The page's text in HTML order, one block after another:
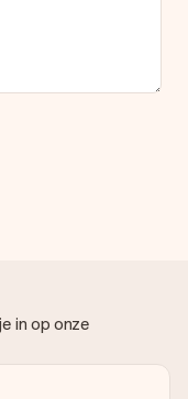
in op onze